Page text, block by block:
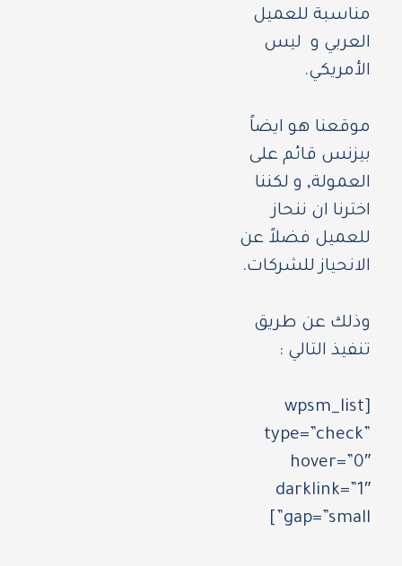
مناسبة للعميل
العربي و ليس
الأمريكي.
موقعنا هو ايضاً
بيزنس قائم على
العمولة, و لكننا
اخترنا ان ننحاز
للعميل فضلاً عن
الانحياز للشركات.
وذلك عن طريق
تنفيذ التالي :
[wpsm_list
type=”check”
hover=”0″
darklink=”1″
gap=”small”]